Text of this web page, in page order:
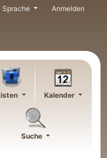
Sprache Anmelden
Kalender
Suche